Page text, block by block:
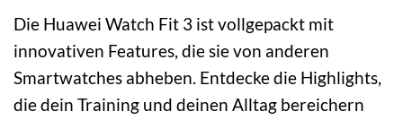
Die Huawei Watch Fit 3 ist vollgepackt mit
innovativen Features, die sie von anderen
Smartwatches abheben. Entdecke die Highlights,
die dein Training und deinen Alltag bereichern